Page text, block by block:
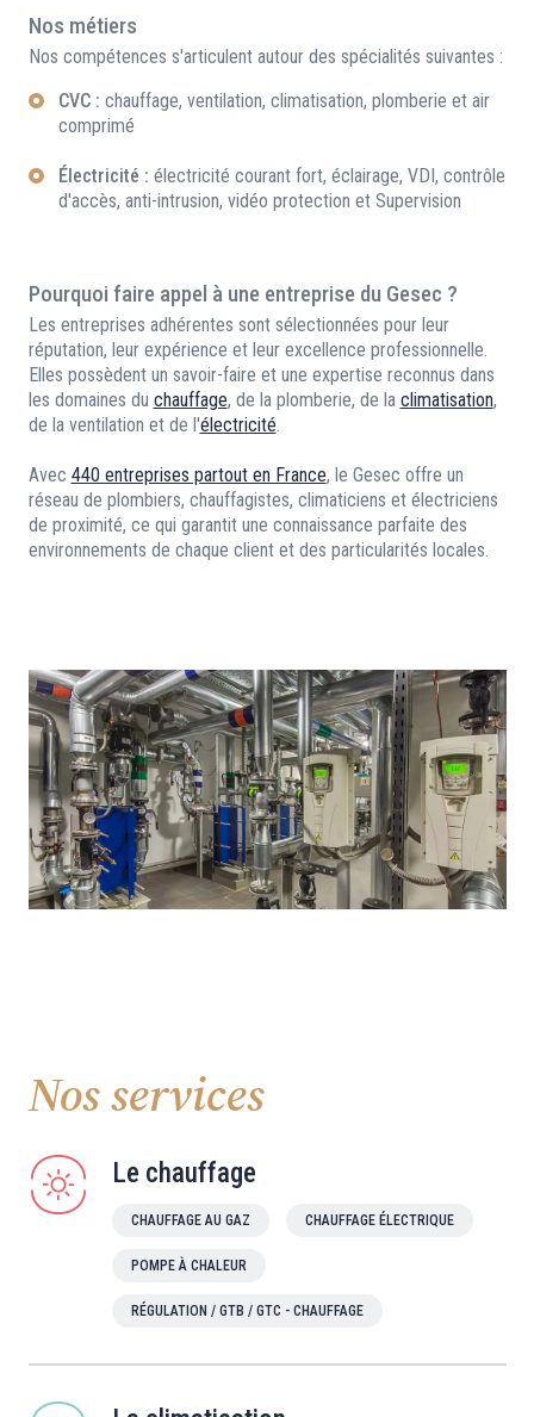
Nos métiers
Nos compétences s'articulent autour des spécialités suivantes :
CVC : chauffage, ventilation, climatisation, plomberie et air
comprimé
Électricité : électricité courant fort, éclairage, VDI, contrôle
d'accès, anti-intrusion, vidéo protection et Supervision
Pourquoi faire appel à une entreprise du Gesec ?
Les entreprises adhérentes sont sélectionnées pour leur
réputation, leur expérience et leur excellence professionnelle.
Elles possèdent un savoir-faire et une expertise reconnus dans
les domaines du chauffage, de la plomberie, de la climatisation,
de la ventilation et de l'électricité.
Avec 440 entreprises partout en France, le Gesec offre un
réseau de plombiers, chauffagistes, climaticiens et électriciens
de proximité, ce qui garantit une connaissance parfaite des
environnements de chaque client et des particularités locales.
Nos services
Le chauffage
CHAUFFAGE AU GAZ CHAUFFAGE ÉLECTRIQUE
POMPE À CHALEUR
RÉGULATION / GTB / GTC - CHAUFFAGE